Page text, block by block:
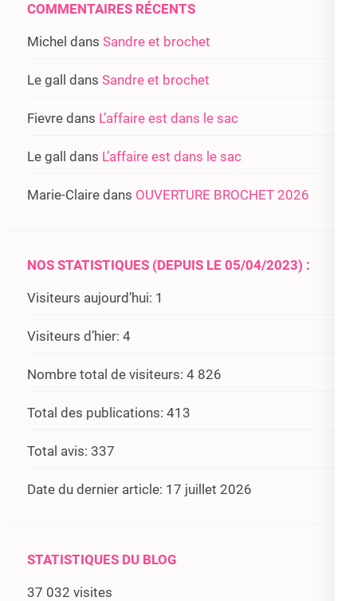
COMMENTAIRES RÉCENTS
Michel dans Sandre et brochet
Le gall dans Sandre et brochet
Fievre dans L’affaire est dans le sac
Le gall dans L’affaire est dans le sac
Marie-Claire dans OUVERTURE BROCHET 2026
NOS STATISTIQUES (DEPUIS LE 05/04/2023) :
Visiteurs aujourd’hui: 1
Visiteurs d’hier: 4
Nombre total de visiteurs: 4 826
Total des publications: 413
Total avis: 337
Date du dernier article: 17 juillet 2026
STATISTIQUES DU BLOG
37 032 visites